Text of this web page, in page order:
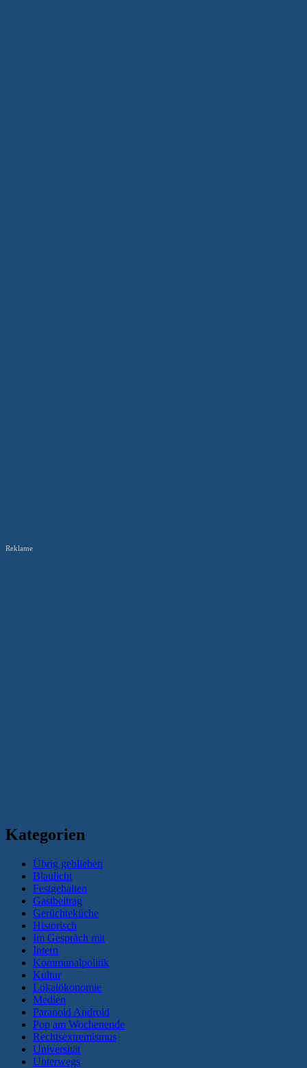
Reklame
Kategorien
Übrig geblieben
Blaulicht
Festgehalten
Gastbeitrag
Gerüchteküche
Historisch
Im Gespräch mit
Intern
Kommunalpolitik
Kultur
Lokalökonomie
Medien
Paranoid Android
Pop am Wochenende
Rechtsextremismus
Universität
Unterwegs